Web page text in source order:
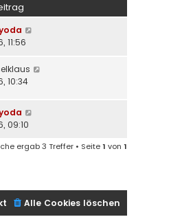
11:56
10:34
09:10
ergab 3 Treffer • Seite1 von 1
Alle Cookies löschen